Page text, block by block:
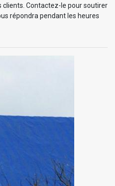
Contactez-le pour soutirer
répondra pendant les heures